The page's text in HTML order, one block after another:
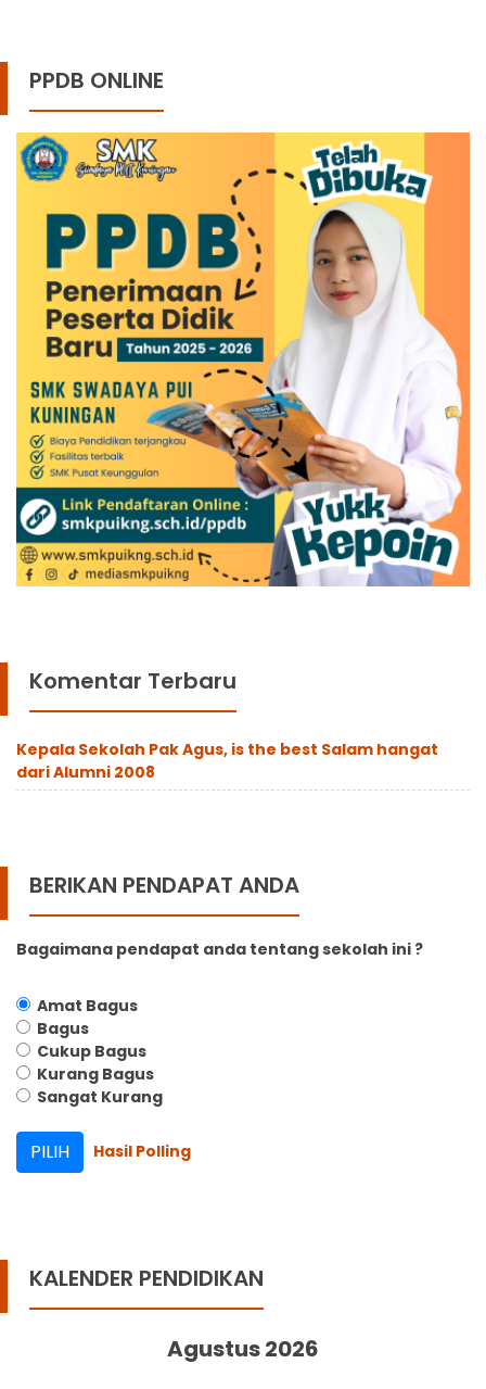
PPDB ONLINE
Komentar Terbaru
Kepala Sekolah Pak Agus, is the best Salam hangat
dari Alumni 2008
BERIKAN PENDAPAT ANDA
Bagaimana pendapat anda tentang sekolah ini ?
Amat Bagus
Bagus
Cukup Bagus
Kurang Bagus
Sangat Kurang
Hasil Polling
KALENDER PENDIDIKAN
Agustus 2026